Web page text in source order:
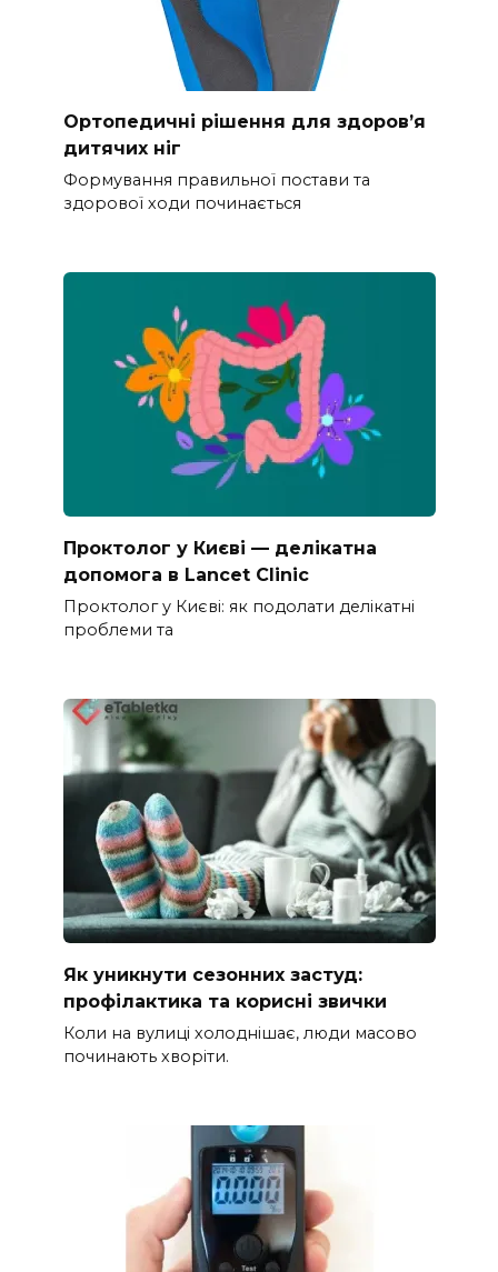
Ортопедичні рішення для здоров’я
дитячих ніг
Формування правильної постави та
здорової ходи починається
Проктолог у Києві — делікатна
допомога в Lancet Clinic
Проктолог у Києві: як подолати делікатні
проблеми та
Як уникнути сезонних застуд:
профілактика та корисні звички
Коли на вулиці холоднішає, люди масово
починають хворіти.